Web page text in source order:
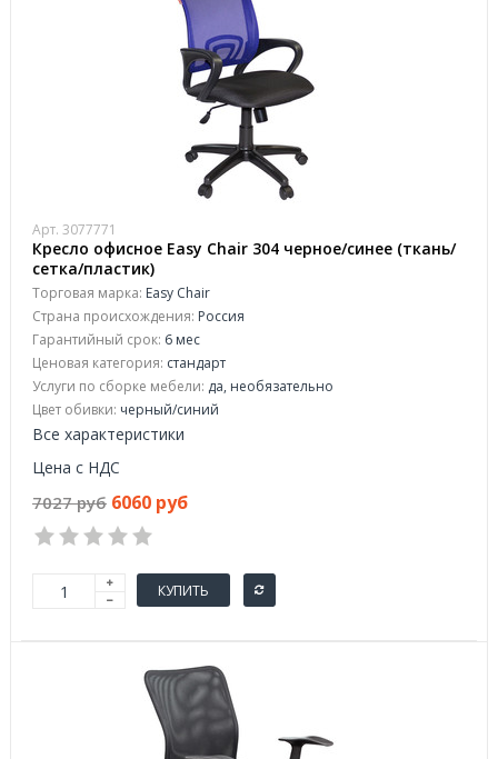
Арт. 3077771
Кресло офисное Easy Chair 304 черное/синее (ткань/
сетка/пластик)
Торговая марка: Easy Chair
Страна происхождения: Россия
Гарантийный срок: 6 мес
Ценовая категория: стандарт
Услуги по сборке мебели: да, необязательно
Цвет обивки: черный/синий
Все характеристики
Цена с НДС
7027 руб 6060 руб
КУПИТЬ